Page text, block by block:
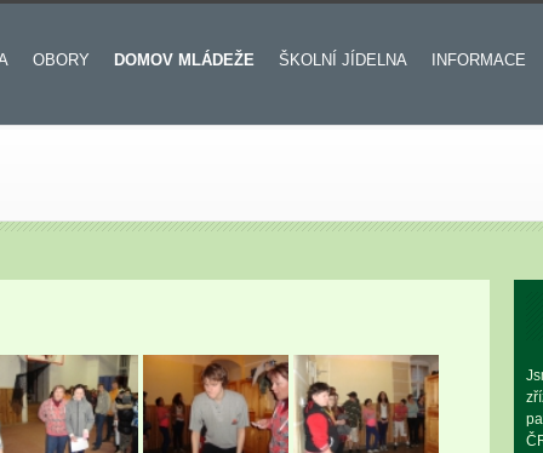
OBORY DOMOV MLÁDEŽE ŠKOLNÍ JÍDELNA INFORMACE